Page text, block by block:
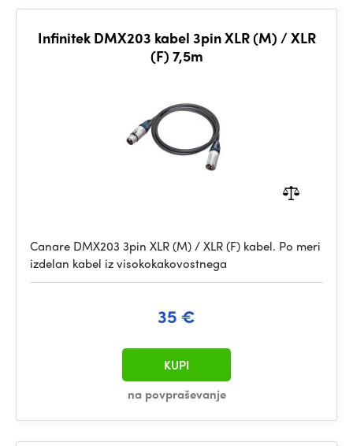
Infinitek DMX203 kabel 3pin XLR (M) / XLR
(F) 7,5m
Canare DMX203 3pin XLR (M) / XLR (F) kabel. Po meri
izdelan kabel iz visokokakovostnega
35 €
na povpraševanje
KUPI